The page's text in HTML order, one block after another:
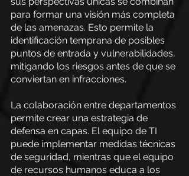
para formar una visión más completa
de las amenazas. Esto permite la
identificación temprana de posibles
puntos de entrada y vulnerabilidades,
mitigando los riesgos antes de que se
conviertan en infracciones.
La colaboración entre departamentos
permite crear una estrategia de
defensa en capas. El equipo de TI
puede implementar medidas técnicas
de seguridad, mientras que el equipo
de recursos humanos educa a los